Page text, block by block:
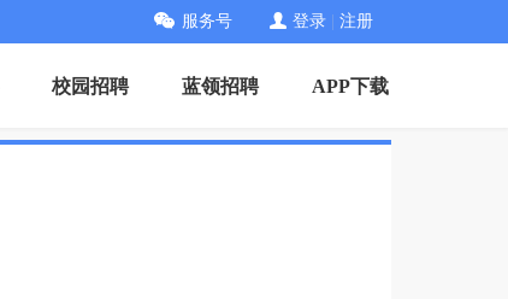
服务号 登录 注册
校园招聘 蓝领招聘 APP下载